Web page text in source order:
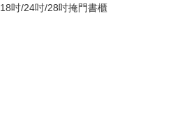
18吋/24吋/28吋掩門書櫃